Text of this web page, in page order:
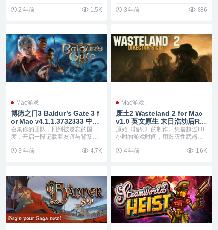
2 年前
1.5K
3 年前
886
Mac游戏
博德之门3 Baldur’s Gate 3 f
or Mac v4.1.1.3732833 中文
原生版 附数字豪华版DLC
召集你的团队，回到被遗忘的国
度，开启一段记载着友谊与背叛、
3 年前
4.7K
Mac游戏
废土2 Wasteland 2 for Mac
v1.0 英文原生 末日浩劫后RP
G游戏
原始《辐射》的制作。凭借超过80
小时的游戏时间，用毁灭性武器装
4 年前
1.6K